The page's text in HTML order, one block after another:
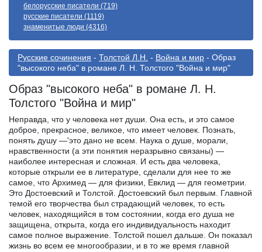
белорусские писатели (719)
русские писатели (1119)
знаменитые люди (4316)
Русские сочинения - Толстой Л.Н. - Война и мир - Образ
"высокого неба" в романе Л. Н. Толстого "Война и мир"
Образ "высокого неба" в романе Л. Н.
Толстого "Война и мир"
Неправда, что у человека нет души. Она есть, и это самое
доброе, прекрасное, великое, что имеет человек. Познать,
понять душу —'это дано не всем. Наука о душе, морали,
нравственности (а эти понятия неразрывно связаны) —
наиболее интересная и сложная. И есть два человека,
которые открыли ее в литературе, сделали для нее то же
самое, что Архимед — для физики, Евклид — для геометрии.
Это Достоевский и Толстой. Достоевский был первым. Главной
темой его творчества был страдающий человек, то есть
человек, находящийся в том состоянии, когда его душа не
защищена, открыта, когда его индивидуальность находит
самое полное выражение. Толстой пошел дальше. Он показал
жизнь во всем ее многообразии, и в то же время главной